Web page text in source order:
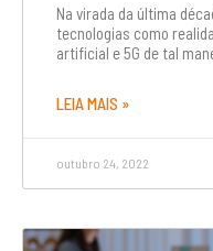
Na virada da última
tecnologias como
artificial e 5G de tal
LEIA MAIS »
outubro 24, 2022